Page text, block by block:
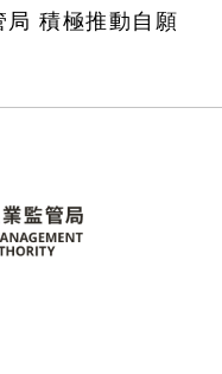
局 積極推動自願